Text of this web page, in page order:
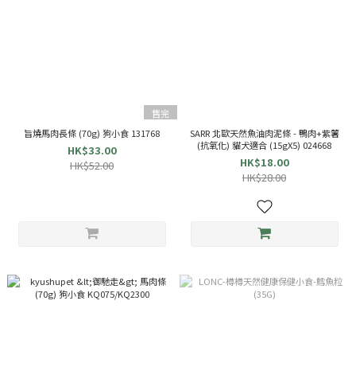
售完
旨燒馬肉長條 (70g) 狗小食 131768
HK$33.00
HK$52.00
SARR 北歐天然魚油肉泥條 - 鴨肉+紫薯
(抗氧化) 貓犬適合 (15gX5) 024668
HK$18.00
HK$28.00